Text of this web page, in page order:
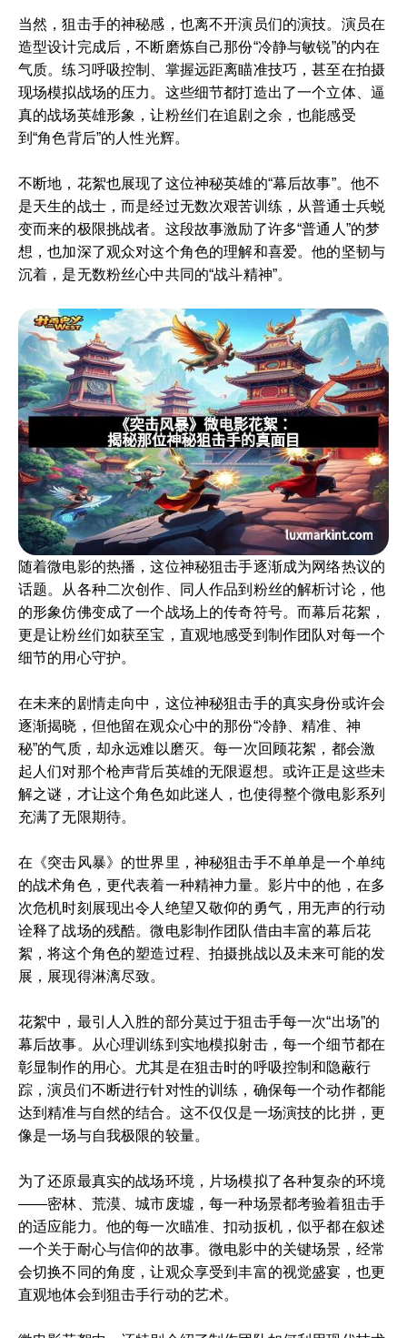
当然，狙击手的神秘感，也离不开演员们的演技。演员在
造型设计完成后，不断磨炼自己那份“冷静与敏锐”的内在
气质。练习呼吸控制、掌握远距离瞄准技巧，甚至在拍摄
现场模拟战场的压力。这些细节都打造出了一个立体、逼
真的战场英雄形象，让粉丝们在追剧之余，也能感受
到“角色背后”的人性光辉。
不断地，花絮也展现了这位神秘英雄的“幕后故事”。他不
是天生的战士，而是经过无数次艰苦训练，从普通士兵蜕
变而来的极限挑战者。这段故事激励了许多“普通人”的梦
想，也加深了观众对这个角色的理解和喜爱。他的坚韧与
沉着，是无数粉丝心中共同的“战斗精神”。
随着微电影的热播，这位神秘狙击手逐渐成为网络热议的
话题。从各种二次创作、同人作品到粉丝的解析讨论，他
的形象仿佛变成了一个战场上的传奇符号。而幕后花絮，
更是让粉丝们如获至宝，直观地感受到制作团队对每一个
细节的用心守护。
在未来的剧情走向中，这位神秘狙击手的真实身份或许会
逐渐揭晓，但他留在观众心中的那份“冷静、精准、神
秘”的气质，却永远难以磨灭。每一次回顾花絮，都会激
起人们对那个枪声背后英雄的无限遐想。或许正是这些未
解之谜，才让这个角色如此迷人，也使得整个微电影系列
充满了无限期待。
在《突击风暴》的世界里，神秘狙击手不单单是一个单纯
的战术角色，更代表着一种精神力量。影片中的他，在多
次危机时刻展现出令人绝望又敬仰的勇气，用无声的行动
诠释了战场的残酷。微电影制作团队借由丰富的幕后花
絮，将这个角色的塑造过程、拍摄挑战以及未来可能的发
展，展现得淋漓尽致。
花絮中，最引人入胜的部分莫过于狙击手每一次“出场”的
幕后故事。从心理训练到实地模拟射击，每一个细节都在
彰显制作的用心。尤其是在狙击时的呼吸控制和隐蔽行
踪，演员们不断进行针对性的训练，确保每一个动作都能
达到精准与自然的结合。这不仅仅是一场演技的比拼，更
像是一场与自我极限的较量。
为了还原最真实的战场环境，片场模拟了各种复杂的环境
——密林、荒漠、城市废墟，每一种场景都考验着狙击手
的适应能力。他的每一次瞄准、扣动扳机，似乎都在叙述
一个关于耐心与信仰的故事。微电影中的关键场景，经常
会切换不同的角度，让观众享受到丰富的视觉盛宴，也更
直观地体会到狙击手行动的艺术。